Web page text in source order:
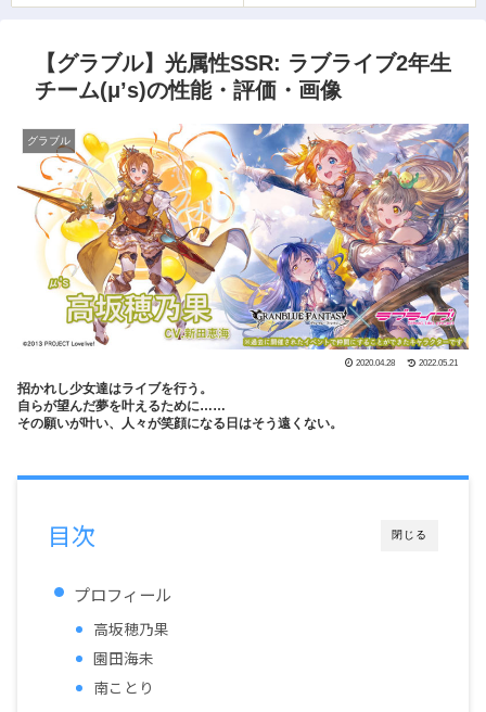
【グラブル】光属性SSR: ラブライブ2年生
チーム(μ’s)の性能・評価・画像
グラブル
2020.04.28 2022.05.21
招かれし少女達はライブを行う。
自らが望んだ夢を叶えるために……
その願いが叶い、人々が笑顔になる日はそう遠くない。
閉じる
目次
プロフィール
高坂穂乃果
園田海未
南ことり